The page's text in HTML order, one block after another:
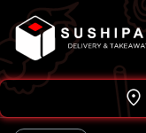
to
content